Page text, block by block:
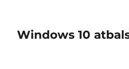
Windows 10